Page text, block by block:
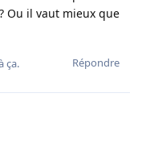
Ou il vaut mieux que
Répondre
ça.